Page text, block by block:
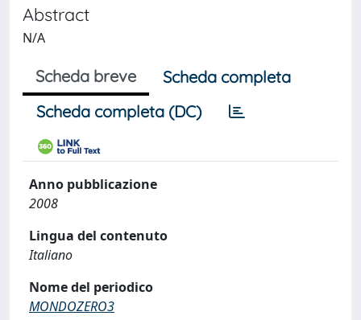
Abstract
N/A
Scheda breve
Scheda completa
Scheda completa (DC)
Anno pubblicazione
2008
Lingua del contenuto
Italiano
Nome del periodico
MONDOZERO3